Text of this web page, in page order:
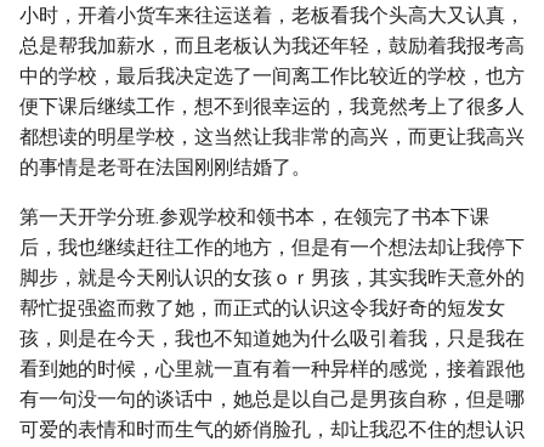
小时，开着小货车来往运送着，老板看我个头高大又认真，
总是帮我加薪水，而且老板认为我还年轻，鼓励着我报考高
中的学校，最后我决定选了一间离工作比较近的学校，也方
便下课后继续工作，想不到很幸运的，我竟然考上了很多人
都想读的明星学校，这当然让我非常的高兴，而更让我高兴
的事情是老哥在法国刚刚结婚了。
第一天开学分班.参观学校和领书本，在领完了书本下课
后，我也继续赶往工作的地方，但是有一个想法却让我停下
脚步，就是今天刚认识的女孩ｏｒ男孩，其实我昨天意外的
帮忙捉强盗而救了她，而正式的认识这令我好奇的短发女
孩，则是在今天，我也不知道她为什么吸引着我，只是我在
看到她的时候，心里就一直有着一种异样的感觉，接着跟他
有一句没一句的谈话中，她总是以自己是男孩自称，但是哪
可爱的表情和时而生气的娇俏脸孔，却让我忍不住的想认识